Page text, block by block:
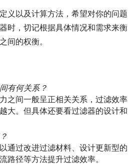
义以及计算方法，希望对你的问题
时，切记根据具体情况和需求来衡
间的权衡。
有何关系？
之间一般呈正相关关系，过滤效率
大。但具体还要看过滤器的设计和
通过改进过滤材料、设计更新型的
路径等方法提升过滤效率。